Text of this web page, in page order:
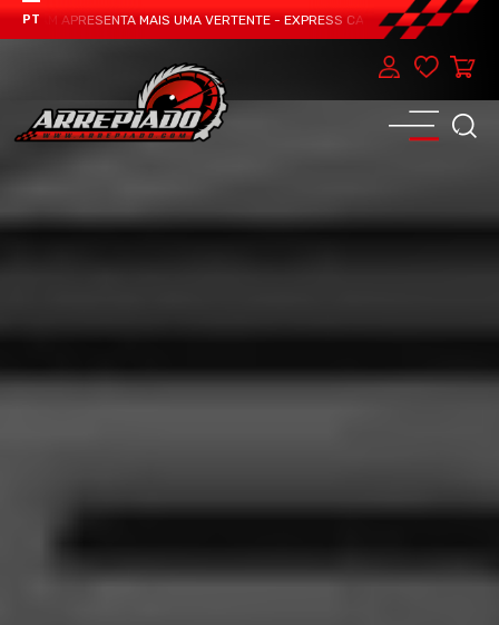
PTAPRESENTA MAIS UMA VERTENTE - EXPRESS CAR SERVICE,